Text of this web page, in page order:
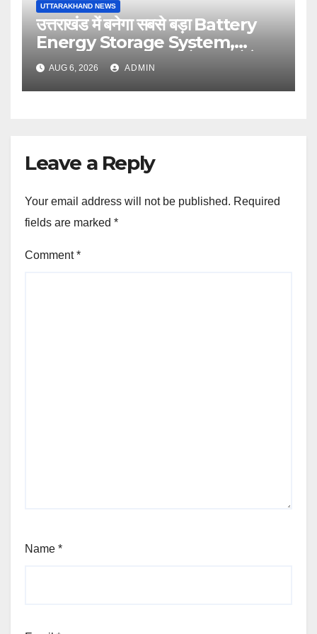
UTTARAKHAND NEWS
उत्तराखंड में बनेगा सबसे बड़ा Battery
Energy Storage System,
UJVNL लगाएगा 352 करोड़ का प्रोजेक्ट
AUG 6, 2026 ADMIN
Leave a Reply
Your email address will not be published. Required
fields are marked *
Comment*
Name *